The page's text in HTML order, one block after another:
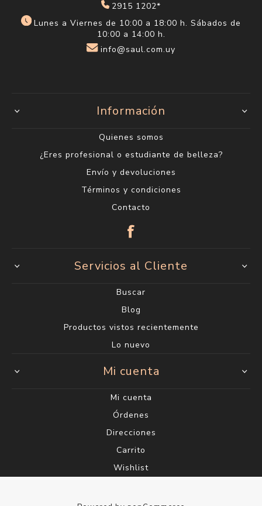
2915 1202*
Lunes a Viernes de 10:00 a 18:00 h. Sábados de
10:00 a 14:00 h.
info@saul.com.uy
Información
Quienes somos
¿Eres profesional o estudiante de belleza?
Envío y devoluciones
Términos y condiciones
Contacto
Servicios al Cliente
Buscar
Blog
Productos vistos recientemente
Lo nuevo
Mi cuenta
Mi cuenta
Órdenes
Direcciones
Carrito
Wishlist